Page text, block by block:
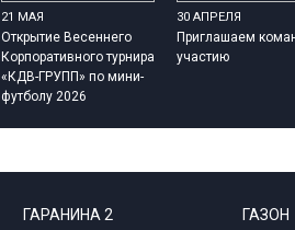
21 МАЯ
Открытие Весеннего
Корпоративного турнира
«КДВ-ГРУПП» по мини-
футболу 2026
30 АПРЕЛЯ
Приглашаем
участию
ГАРАНИНА 2 ГАЗОН